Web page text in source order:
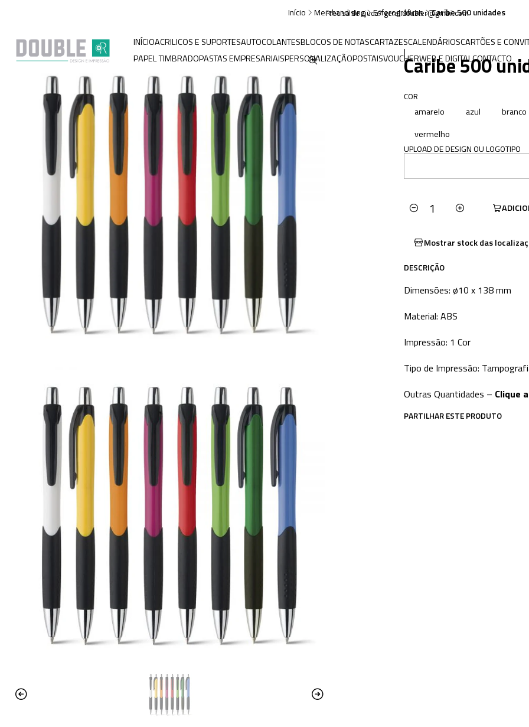
INÍCIOACRILICOS E SUPORTESAUTOCOLANTESBLOCOS DE NOTASCARTAZESCALENDÁRIOSCARTÕES E
PAPEL TIMBRADOPASTAS EMPRESARIAISPERSONALIZAÇÃOPOSTAISVOUCHERWEB E DIGITALCONTACTO
Precisa de ajuda? geral.doubler@gmail.com
Início Merchandising Esferográficas Caribe 500 unidades
|Caribe 500
COR
amarelo azul
branco
vermelho
UPLOAD DE DESIGN OU LOGOTIPO
Quantidade
Mostrar stock das
DESCRIÇÃO
Dimensões: ø10 x 138 mm
Material: ABS
Impressão: 1 Cor
Tipo de Impressão:
Outras Quantidades – Clique
PARTILHAR ESTE PRODUTO